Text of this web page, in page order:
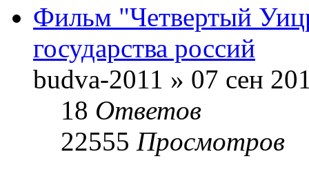
Фильм "Четвертый
государства россий
budva-2011 » 07 сен
18 Ответов
22555 Просмотров